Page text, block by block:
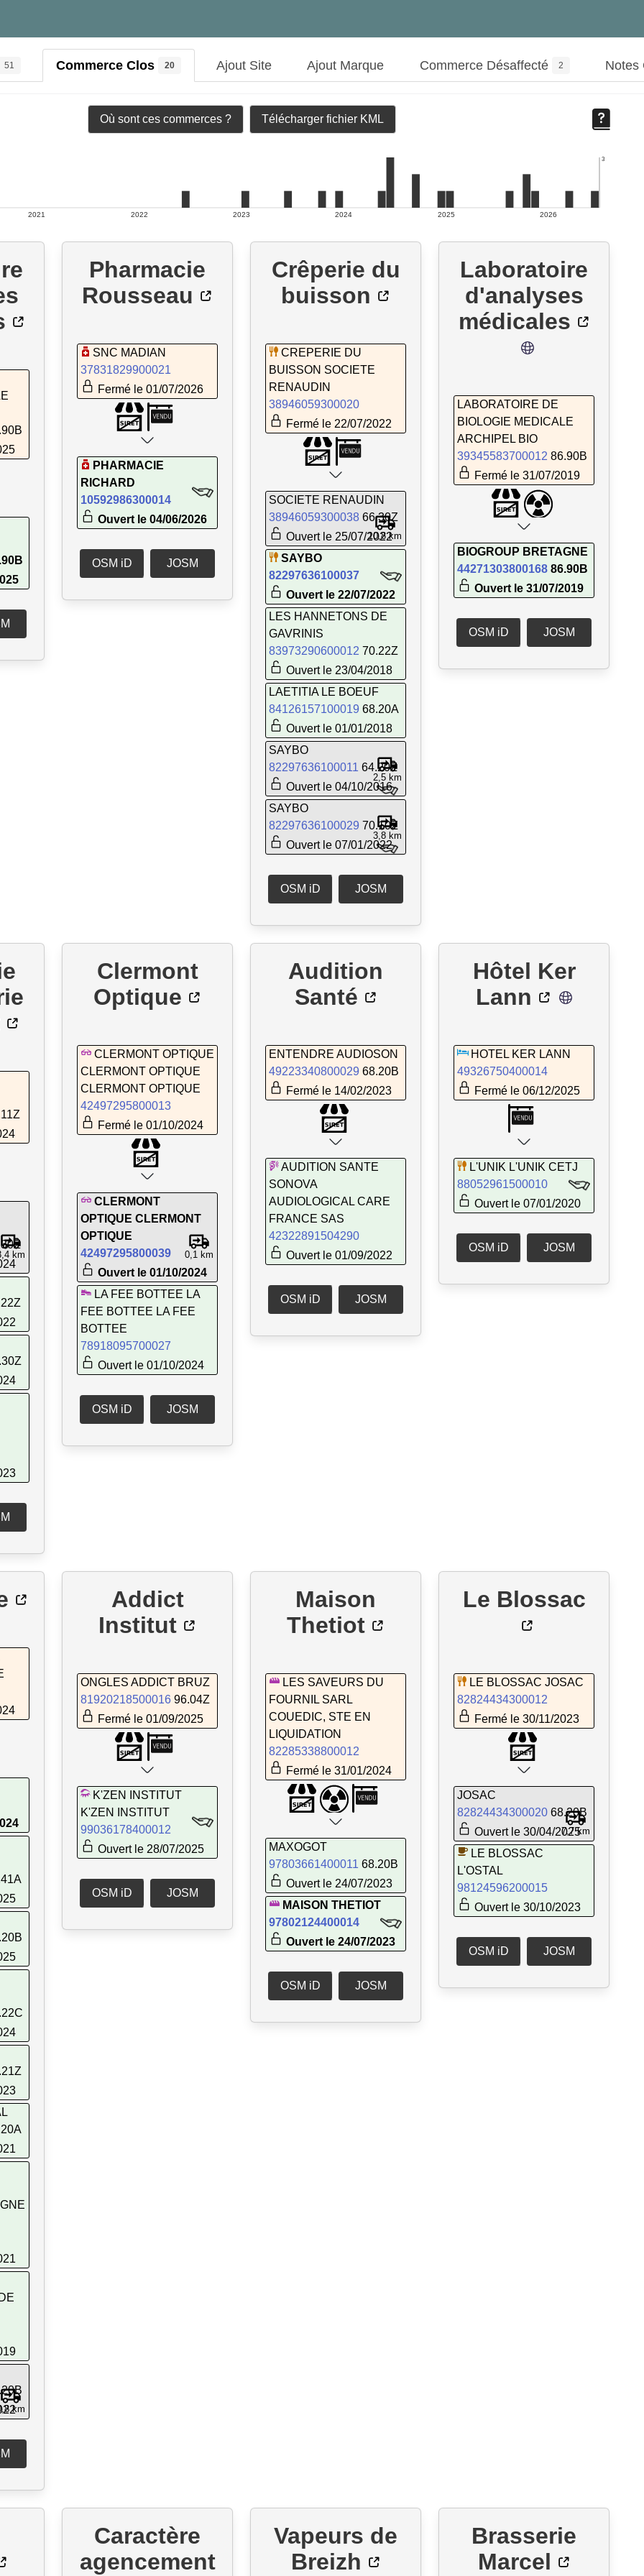
51 Commerce Clos 20 Ajout Site Ajout Marque Commerce Désaffecté 2 Notes
Où sont ces commerces ? Télécharger fichier KML
3
2021 2022 2023 2024 2025 2026
Pharmacie
Rousseau
SNC MADIAN
37831829900021
Fermé le 01/07/2026
PHARMACIE
RICHARD
10592986300014
Ouvert le 04/06/2026
OSM iD JOSM
Crêperie du
buisson
CREPERIE DU
BUISSON SOCIETE
RENAUDIN
38946059300020
Fermé le 22/07/2022
SOCIETE RENAUDIN
38946059300038 66.30Z
Ouvert le 25/07/2022
10,8 km
SAYBO
82297636100037
Ouvert le 22/07/2022
LES HANNETONS DE
GAVRINIS
83973290600012 70.22Z
Ouvert le 23/04/2018
LAETITIA LE BOEUF
84126157100019 68.20A
Ouvert le 01/01/2018
SAYBO
82297636100011 64.20Z
Ouvert le 04/10/2016
2,5 km
SAYBO
82297636100029 70.10Z
Ouvert le 07/01/2022
3,8 km
OSM iD JOSM
Laboratoire
d'analyses
médicales
LABORATOIRE DE
BIOLOGIE MEDICALE
ARCHIPEL BIO
39345583700012 86.90B
Fermé le 31/07/2019
BIOGROUP BRETAGNE
44271303800168 86.90B
Ouvert le 31/07/2019
OSM iD JOSM
km
Clermont
Optique
CLERMONT OPTIQUE
CLERMONT OPTIQUE
CLERMONT OPTIQUE
42497295800013
Fermé le 01/10/2024
CLERMONT
OPTIQUE CLERMONT
OPTIQUE
42497295800039
Ouvert le 01/10/2024
0,1 km
LA FEE BOTTEE LA
FEE BOTTEE LA FEE
BOTTEE
78918095700027
Ouvert le 01/10/2024
OSM iD JOSM
Audition
Santé
ENTENDRE AUDIOSON
49223340800029 68.20B
Fermé le 14/02/2023
AUDITION SANTE
SONOVA
AUDIOLOGICAL CARE
FRANCE SAS
42322891504290
Ouvert le 01/09/2022
OSM iD JOSM
Hôtel Ker
Lann
HOTEL KER LANN
49326750400014
Fermé le 06/12/2025
L'UNIK L'UNIK CETJ
88052961500010
Ouvert le 07/01/2020
OSM iD JOSM
km
Addict
Institut
ONGLES ADDICT BRUZ
81920218500016 96.04Z
Fermé le 01/09/2025
K'ZEN INSTITUT
K'ZEN INSTITUT
99036178400012
Ouvert le 28/07/2025
OSM iD JOSM
Maison
Thetiot
LES SAVEURS DU
FOURNIL SARL
COUEDIC, STE EN
LIQUIDATION
82285338800012
Fermé le 31/01/2024
MAXOGOT
97803661400011 68.20B
Ouvert le 24/07/2023
MAISON THETIOT
97802124400014
Ouvert le 24/07/2023
OSM iD JOSM
Le Blossac
LE BLOSSAC JOSAC
82824434300012
Fermé le 30/11/2023
JOSAC
82824434300020 68.20B
Ouvert le 30/04/2025
7,7 km
LE BLOSSAC
L'OSTAL
98124596200015
Ouvert le 30/10/2023
OSM iD JOSM
Caractère
agencement
Vapeurs de
Breizh
Brasserie
Marcel